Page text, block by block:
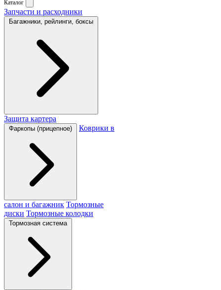
Каталог
Запчасти и расходники
Багажники, рейлинги, боксы
Защита картера
Фаркопы (прицепное) Коврики в
салон и багажник Тормозные
диски Тормозные колодки
Тормозная система